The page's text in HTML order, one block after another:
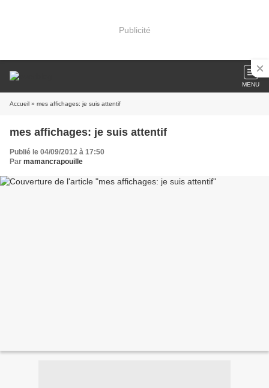
Publicité
MENU
Accueil » mes affichages: je suis attentif
mes affichages: je suis attentif
Publié le 04/09/2012 à 17:50
Par mamancrapouille